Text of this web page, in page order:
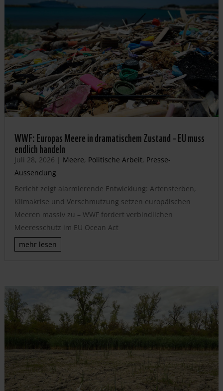
WWF: Europas Meere in dramatischem Zustand – EU muss
endlich handeln
Juli 28, 2026 | Meere, Politische Arbeit, Presse-
Aussendung
Bericht zeigt alarmierende Entwicklung: Artensterben,
Klimakrise und Verschmutzung setzen europäischen
Meeren massiv zu – WWF fordert verbindlichen
Meeresschutz im EU Ocean Act
mehr lesen